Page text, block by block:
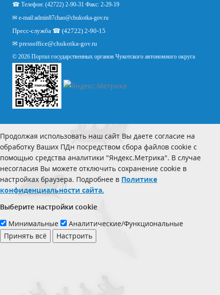
☎ Телефон: (42722) 2-90-31 Факс: 2-29-19
✉ e-mail:admin87chao@chukotka-gov.ru
Пресс-служба ☎ (42722) 2-90-15
✉ pressoffice@chukotka-gov.ru
© 2026 Портал государственных органов Чукотского автономного округа
Продолжая использовать наш сайт Вы даете согласие на
обработку Ваших ПДн посредством сбора файлов cookie с
помощью средства аналитики "Яндекс.Метрика". В случае
несогласия Вы можете отключить сохранение cookie в
настройках браузера. Подробнее в Политике
конфиденциальности сайта.
Выберите настройки cookie
Минимальные
Аналитические/Функциональные
Принять всё
Настроить